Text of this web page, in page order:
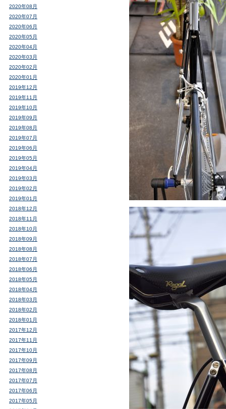
2020年08月
2020年07月
2020年06月
2020年05月
2020年04月
2020年03月
2020年02月
2020年01月
2019年12月
2019年11月
2019年10月
2019年09月
2019年08月
2019年07月
2019年06月
2019年05月
2019年04月
2019年03月
2019年02月
2019年01月
2018年12月
2018年11月
2018年10月
2018年09月
2018年08月
2018年07月
2018年06月
2018年05月
2018年04月
2018年03月
2018年02月
2018年01月
2017年12月
2017年11月
2017年10月
2017年09月
2017年08月
2017年07月
2017年06月
2017年05月